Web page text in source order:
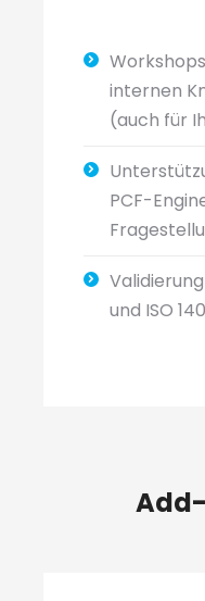
internen
(auch für
PCF-
und ISO